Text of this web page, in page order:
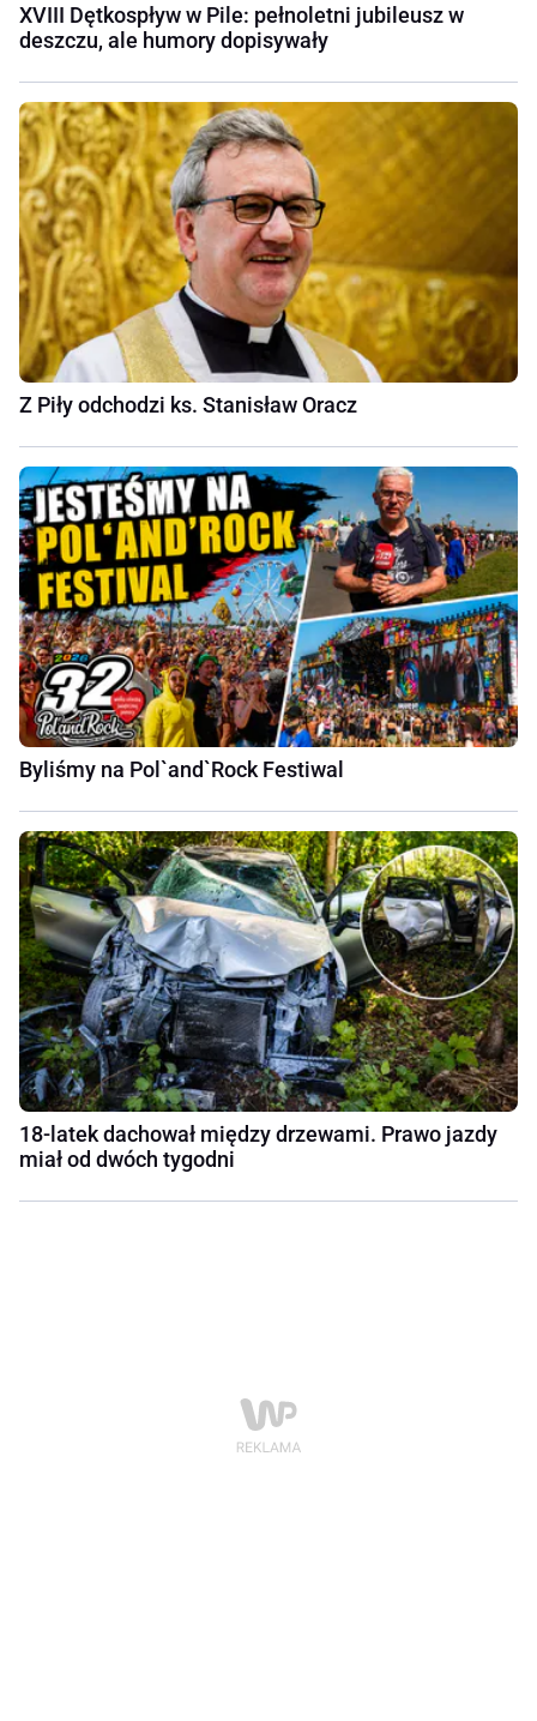
XVIII Dętkospływ w Pile: pełnoletni jubileusz w
deszczu, ale humory dopisywały
Z Piły odchodzi ks. Stanisław Oracz
Byliśmy na Pol`and`Rock Festiwal
18-latek dachował między drzewami. Prawo jazdy
miał od dwóch tygodni